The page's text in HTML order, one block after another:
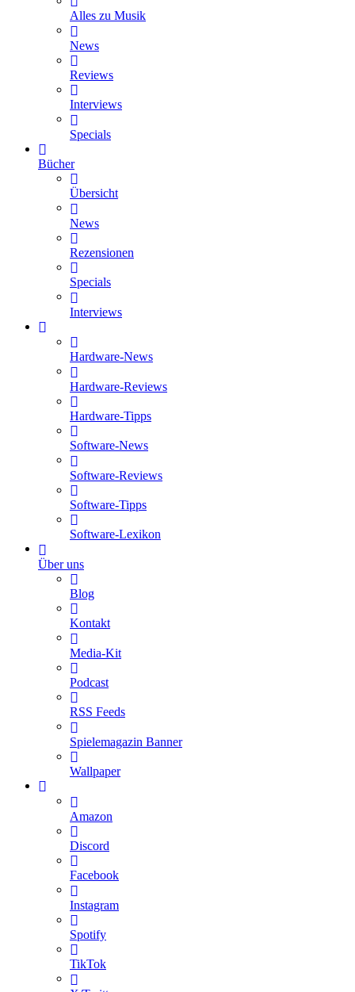
Alles zu Musik
News
Reviews
Interviews
Specials
Bücher
Übersicht
News
Rezensionen
Specials
Interviews
Hardware-News
Hardware-Reviews
Hardware-Tipps
Software-News
Software-Reviews
Software-Tipps
Software-Lexikon
Über uns
Blog
Kontakt
Media-Kit
Podcast
RSS Feeds
Spielemagazin Banner
Wallpaper
Amazon
Discord
Facebook
Instagram
Spotify
TikTok